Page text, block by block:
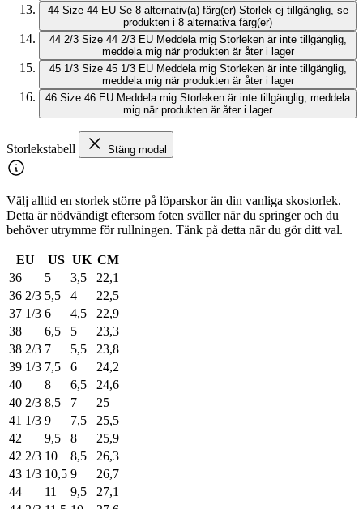
44 Size 44 EU Se 8 alternativ(a) färg(er) Storlek ej tillgänglig, se
produkten i 8 alternativa färg(er)
44 2/3 Size 44 2/3 EU Meddela mig Storleken är inte tillgänglig,
meddela mig när produkten är åter i lager
45 1/3 Size 45 1/3 EU Meddela mig Storleken är inte tillgänglig,
meddela mig när produkten är åter i lager
46 Size 46 EU Meddela mig Storleken är inte tillgänglig, meddela
mig när produkten är åter i lager
Storlekstabell Stäng modal
Välj alltid en storlek större på löparskor än din vanliga skostorlek.
Detta är nödvändigt eftersom foten sväller när du springer och du
behöver utrymme för rullningen. Tänk på detta när du gör ditt val.
EU US UK CM
36
5 3,5
22,1
36 2/3 5,5 4
22,5
37 1/3 6 4,5
22,9
38
6,5 5
23,3
38 2/3 7 5,5
23,8
39 1/3 7,5 6
24,2
40
8 6,5
24,6
40 2/3 8,5 7
25
41 1/3 9 7,5
25,5
42
9,5 8
25,9
42 2/3 10 8,5
26,3
43 1/3 10,5 9
26,7
44
11 9,5
27,1